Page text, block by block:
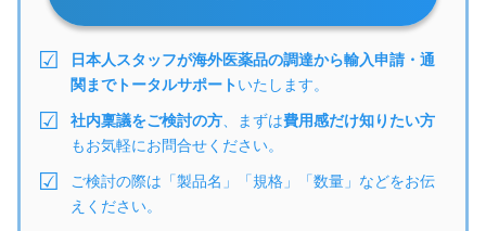
日本人スタッフが海外医薬品の調達から輸入申請・通
関までトータルサポートいたします。
社内稟議をご検討の方 、まずは費用感だけ知りたい方
もお気軽にお問合せください。
ご検討の際は「製品名」「規格」「数量」などをお伝
えください。